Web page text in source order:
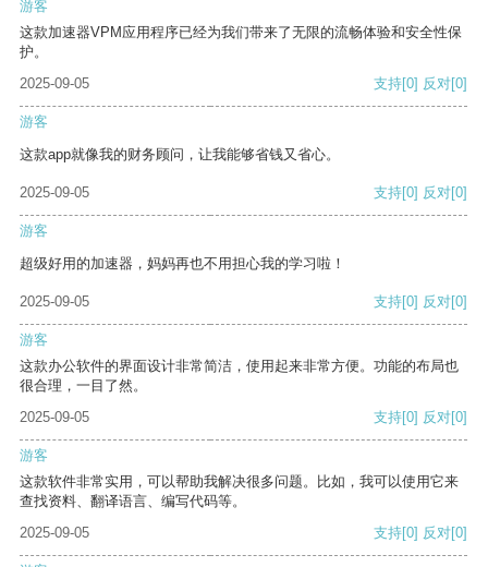
游客
这款加速器VPM应用程序已经为我们带来了无限的流畅体验和安全性保
护。
2025-09-05
支持[0] 反对[0]
游客
这款app就像我的财务顾问，让我能够省钱又省心。
2025-09-05 支持[0] 反对[0]
游客
超级好用的加速器，妈妈再也不用担心我的学习啦！
2025-09-05 支持[0] 反对[0]
游客
这款办公软件的界面设计非常简洁，使用起来非常方便。功能的布局也
很合理，一目了然。
2025-09-05
支持[0] 反对[0]
游客
这款软件非常实用，可以帮助我解决很多问题。比如，我可以使用它来
查找资料、翻译语言、编写代码等。
2025-09-05
支持[0] 反对[0]